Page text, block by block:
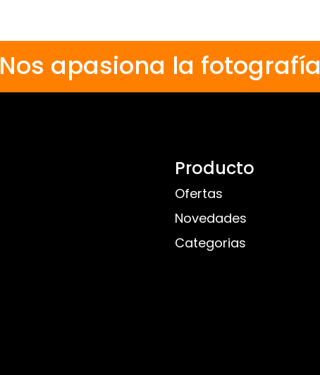
Nos apasiona la fotografía
Producto
Ofertas
Novedades
Categorias